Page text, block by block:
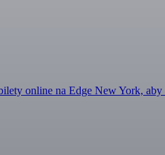
online na Edge New York,